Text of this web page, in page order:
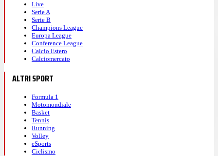
Live
Serie A
Serie B
Champions League
Europa League
Conference League
Calcio Estero
Calciomercato
ALTRI SPORT
Formula 1
Motomondiale
Basket
Tennis
Running
Volley
eSports
Ciclismo